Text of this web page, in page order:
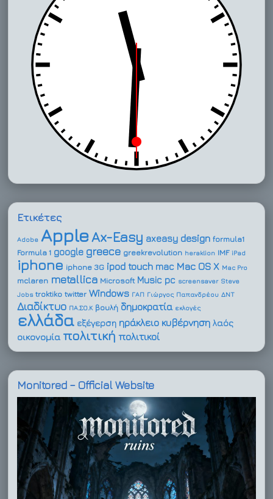
Ετικέτες
Adobe AppleAx-Easy axeasy design formula1
Formula 1 google greece greekrevolution heraklion IMF iPad
iphone iphone 3G ipod touch mac Mac OS X Mac Pro
mclaren metallica Microsoft Music pc screensaver Steve
Jobs troktiko twitter Windows ΓΑΠ Γιώργος Παπανδρέου ΔΝΤ
Διαδίκτυο ΠΑ.ΣΟ.Κ βουλή δημοκρατία εκλογές
ελλάδα εξέγερση ηράκλειο κυβέρνηση λαός
οικονομία πολιτική πολιτικοί
Monitored – Official Website